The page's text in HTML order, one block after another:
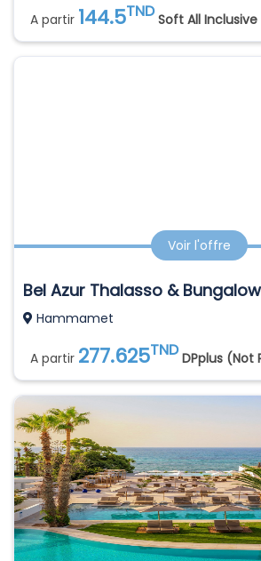
A partir 144.5TND Soft All Inclusive
Voir l'offre
Bel Azur Thalasso &
Hammamet
A partir 277.625TND DPplus (Not